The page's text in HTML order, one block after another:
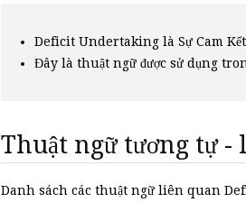
Deficit Undertaking là Sự Cam
Đây là thuật ngữ được sử dụng
Thuật ngữ tương tự -
Danh sách các thuật ngữ liên quan